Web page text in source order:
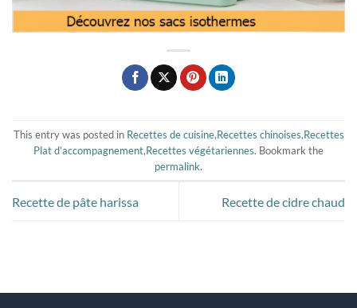
This entry was posted in Recettes de cuisine,Recettes chinoises,Recettes
Plat d’accompagnement,Recettes végétariennes. Bookmark the
permalink.
Recette de pâte harissa Recette de cidre chaud